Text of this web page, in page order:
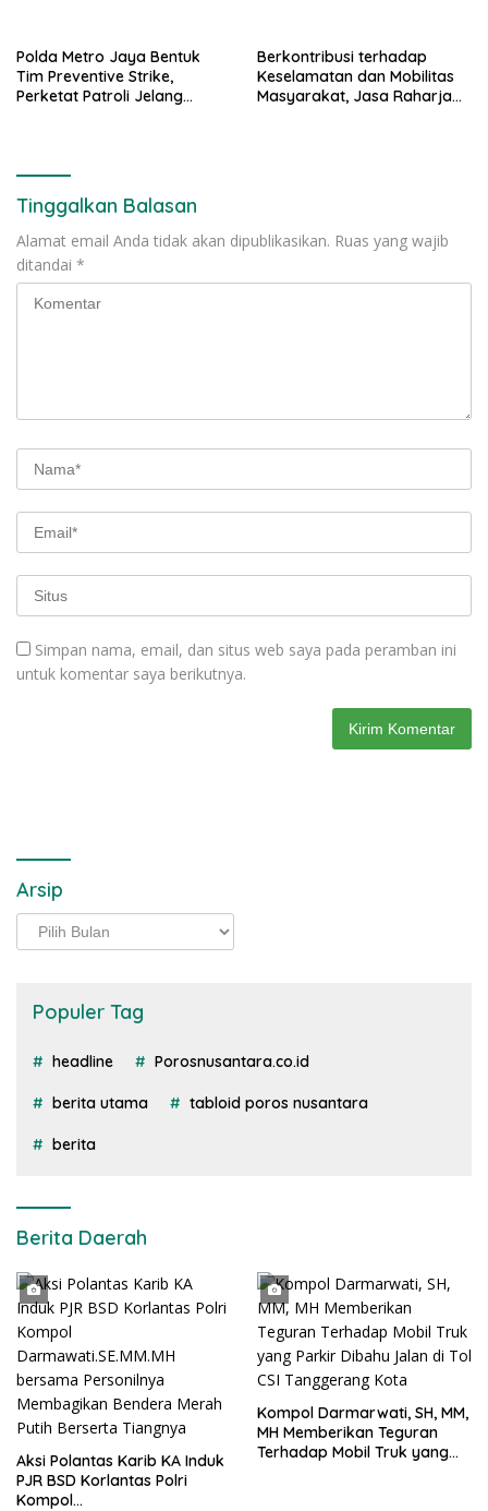
Polda Metro Jaya Bentuk
Tim Preventive Strike,
Perketat Patroli Jelang
Berkontribusi terhadap
Keselamatan dan Mobilitas
Masyarakat, Jasa Raharja
Tinggalkan Balasan
Alamat email Anda tidak akan dipublikasikan. Ruas yang wajib
ditandai *
Simpan nama, email, dan situs web saya pada peramban ini
untuk komentar saya berikutnya.
Arsip
Arsip
Populer Tag
headline Porosnusantara.co.id
berita utama tabloid poros nusantara
berita
Berita Daerah
Aksi Polantas Karib KA Induk
PJR BSD Korlantas Polri
Kompol
Kompol Darmarwati, SH, MM,
MH Memberikan Teguran
Terhadap Mobil Truk yang